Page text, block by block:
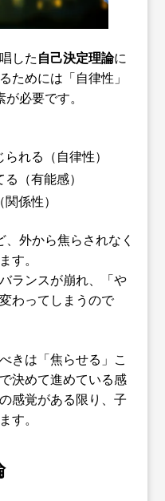
した自己決定理論に
ためには「自律性」
必要です。
れる（自律性）
（有能感）
係性）
外から焦らされなく
す。
ランスが崩れ、「や
わってしまうので
きは「焦らせる」こ
決めて進めている感
感覚がある限り、子
す。